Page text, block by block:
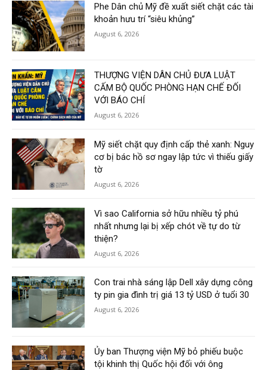
Phe Dân chủ Mỹ đề xuất siết chặt các tài
khoản hưu trí “siêu khủng”
August 6, 2026
THƯỢNG VIỆN DÂN CHỦ ĐƯA LUẬT
CẤM BỘ QUỐC PHÒNG HẠN CHẾ ĐỐI
VỚI BÁO CHÍ
August 6, 2026
Mỹ siết chặt quy định cấp thẻ xanh: Nguy
cơ bị bác hồ sơ ngay lập tức vì thiếu giấy
tờ
August 6, 2026
Vì sao California sở hữu nhiều tỷ phú
nhất nhưng lại bị xếp chót về tự do từ
thiện?
August 6, 2026
Con trai nhà sáng lập Dell xây dựng công
ty pin gia đình trị giá 13 tỷ USD ở tuổi 30
August 6, 2026
Ủy ban Thượng viện Mỹ bỏ phiếu buộc
tội khinh thị Quốc hội đối với ông